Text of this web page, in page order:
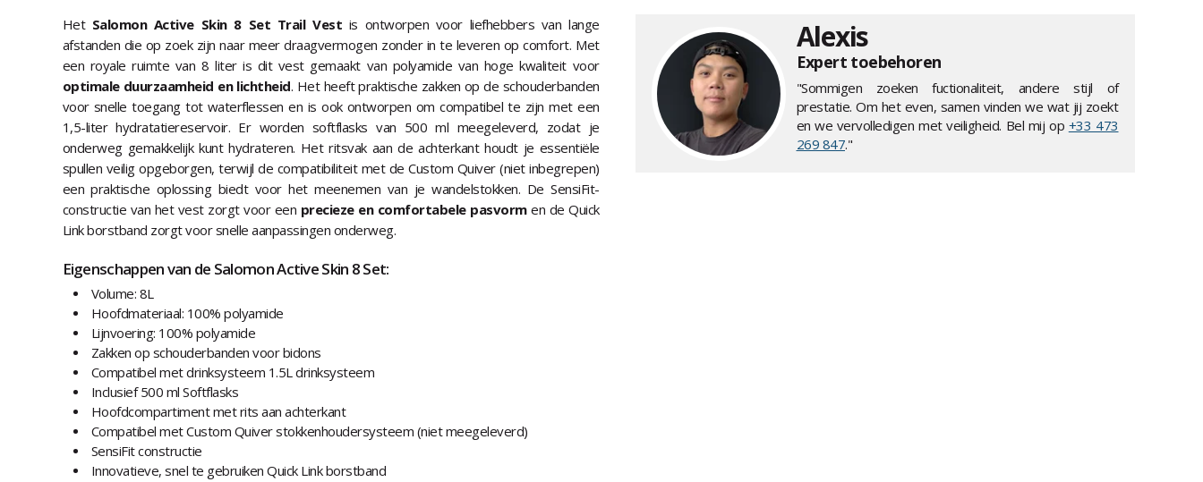
Het Salomon Active Skin 8 Set Trail Vest is ontworpen voor liefhebbers van lange
afstanden die op zoek zijn naar meer draagvermogen zonder in te leveren op comfort. Met
een royale ruimte van 8 liter is dit vest gemaakt van polyamide van hoge kwaliteit voor
optimale duurzaamheid en lichtheid. Het heeft praktische zakken op de schouderbanden
voor snelle toegang tot waterflessen en is ook ontworpen om compatibel te zijn met een
1,5-liter hydratatiereservoir. Er worden softflasks van 500 ml meegeleverd, zodat je
onderweg gemakkelijk kunt hydrateren. Het ritsvak aan de achterkant houdt je essentiële
spullen veilig opgeborgen, terwijl de compatibiliteit met de Custom Quiver (niet inbegrepen)
een praktische oplossing biedt voor het meenemen van je wandelstokken. De SensiFit-
constructie van het vest zorgt voor een precieze en comfortabele pasvormen de Quick
Link borstband zorgt voor snelle aanpassingen onderweg.
Eigenschappen van de Salomon Active Skin 8 Set:
Volume: 8L
Hoofdmateriaal: 100% polyamide
Lijnvoering: 100% polyamide
Zakken op schouderbanden voor bidons
Compatibel met drinksysteem 1.5L drinksysteem
Inclusief 500 ml Softflasks
Hoofdcompartiment met rits aan achterkant
Compatibel met Custom Quiver stokkenhoudersysteem (niet meegeleverd)
SensiFit constructie
Innovatieve, snel te gebruiken Quick Link borstband
Alexis
Expert toebehoren
"Sommigen zoeken fuctionaliteit, andere stijl of
prestatie. Om het even, samen vinden we wat jij zoekt
en we vervolledigen met veiligheid. Bel mij op +33 473
269 847."